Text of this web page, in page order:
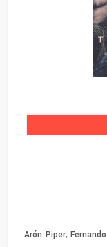
Arón Piper,